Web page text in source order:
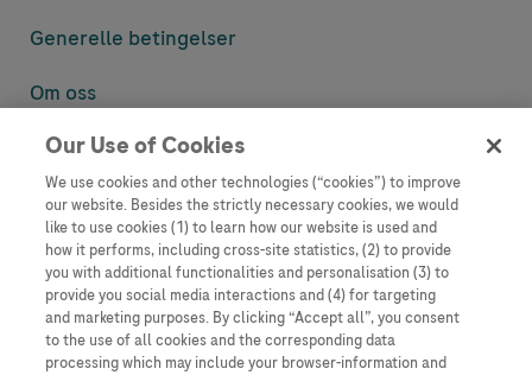
Generelle betingelser
Om oss
Denne nettsiden inneholder informasjon som er målsatt til en stor
informasjon som ellers ikke er tilgjengelig eller gyldig i ditt land.
Vennligst vær oppmerksom på at vi ikke tar noe ansvar for tilgang til
informasjon som muligens ikke er i samsvar med noen gyldig juridisk
prosess, regulering, registrering eller bruk i bostedslandet ditt.
Roche har ikke alltid mulighet til å kvalitetssikre andres innlegg, men
vil fjerne villedende eller upassende innlegg så langt det lar seg gjøre.
Vi har ikke ansvar for innhold på eksterne nettsider som det lenkes til.
Our Use of Cookies
We use cookies and other technologies (“cookies”) to improve
our website. Besides the strictly necessary cookies, we would
like to use cookies (1) to learn how our website is used and
how it performs, including cross-site statistics, (2) to provide
you with additional functionalities and personalisation (3) to
provide you social media interactions and (4) for targeting
and marketing purposes. By clicking “Accept all”, you consent
to the use of all cookies and the corresponding data
processing which may include your browser-information and